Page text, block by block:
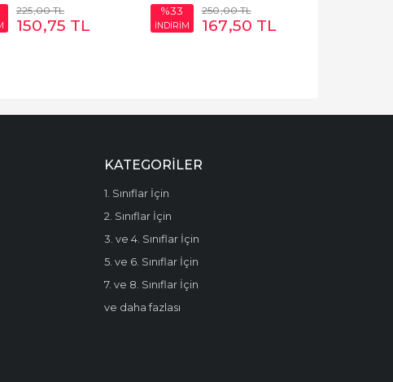
225,00TL
150,75 TL
%33
İNDİRİM
250,00TL
167,50 TL
KATEGORILER
1. Sınıflar İçin
2. Sınıflar İçin
3. ve 4. Sınıflar İçin
5. ve 6. Sınıflar İçin
7. ve 8. Sınıflar İçin
ve daha fazlası